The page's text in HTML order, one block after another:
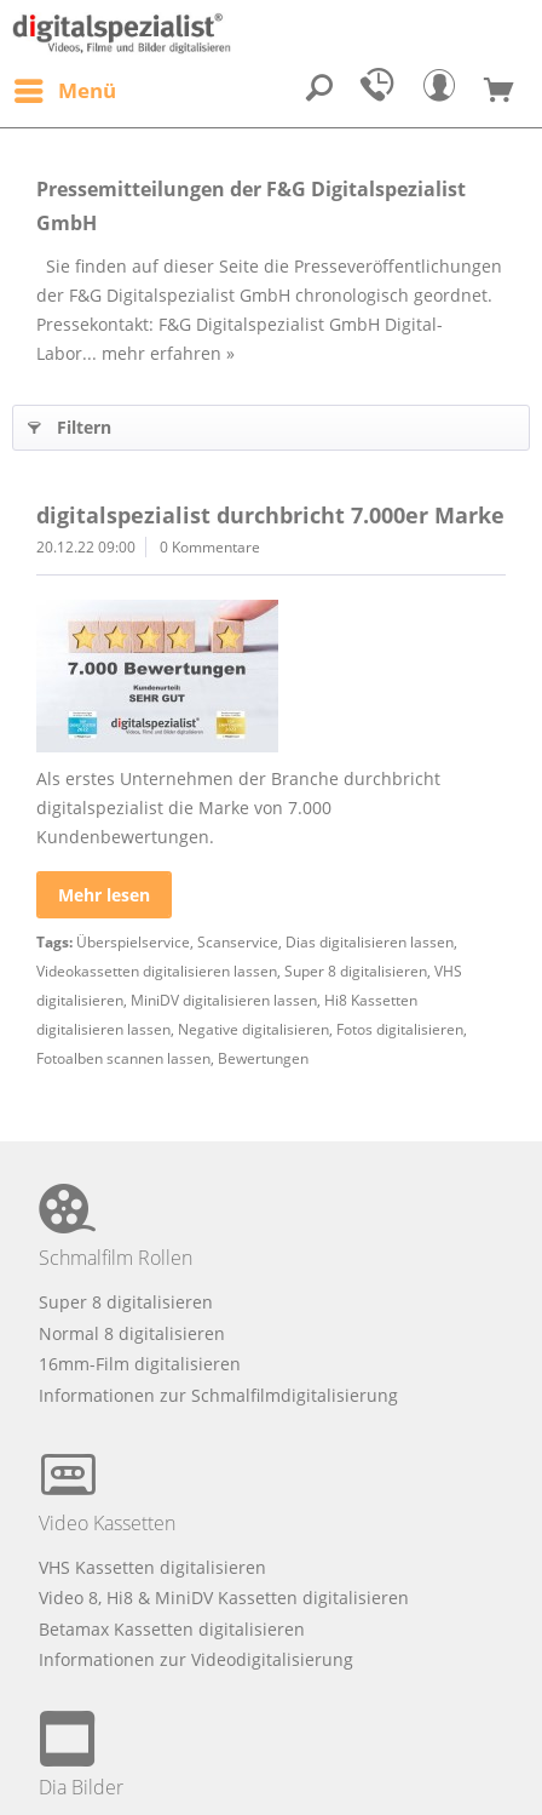
Menü
Pressemitteilungen der F&G Digitalspezialist
GmbH
Sie finden auf dieser Seite die Presseveröffentlichungen
der F&G Digitalspezialist GmbH chronologisch geordnet.
Pressekontakt: F&G Digitalspezialist GmbH Digital-
Labor... mehr erfahren »
Filtern
digitalspezialist durchbricht 7.000er Marke
20.12.22 09:00 0 Kommentare
Als erstes Unternehmen der Branche durchbricht
digitalspezialist die Marke von 7.000
Kundenbewertungen.
Mehr lesen
Tags: Überspielservice, Scanservice, Dias digitalisieren lassen,
Videokassetten digitalisieren lassen, Super 8 digitalisieren, VHS
digitalisieren, MiniDV digitalisieren lassen, Hi8 Kassetten
digitalisieren lassen, Negative digitalisieren, Fotos digitalisieren,
Fotoalben scannen lassen, Bewertungen
Schmalfilm Rollen
Super 8 digitalisieren
Normal 8 digitalisieren
16mm-Film digitalisieren
Informationen zur Schmalfilmdigitalisierung
Video Kassetten
VHS Kassetten digitalisieren
Video 8, Hi8 & MiniDV Kassetten digitalisieren
Betamax Kassetten digitalisieren
Informationen zur Videodigitalisierung
Dia Bilder